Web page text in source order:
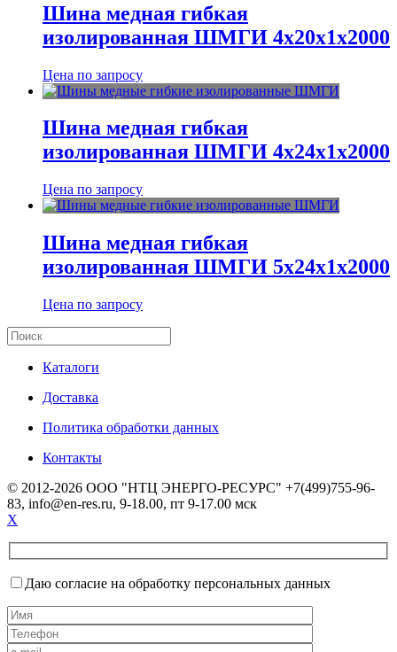
Шина медная гибкая
изолированная ШМГИ 4х20х1х2000
Цена по запросу
Шина медная гибкая
изолированная ШМГИ 4х24х1х2000
Цена по запросу
Шина медная гибкая
изолированная ШМГИ 5х24х1х2000
Цена по запросу
Каталоги
Доставка
Политика обработки данных
Контакты
© 2012-2026 ООО "НТЦ ЭНЕРГО-РЕСУРС" +7(499)755-96-
83, info@en-res.ru, 9-18.00, пт 9-17.00 мск
X
Даю согласие на обработку персональных данных